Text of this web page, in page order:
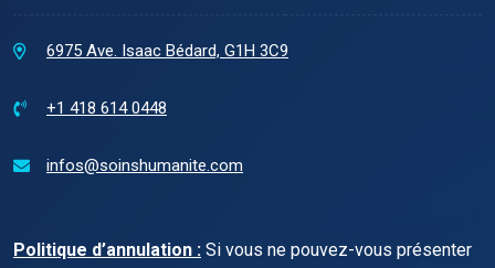
6975 Ave. Isaac Bédard, G1H 3C9
+1 418 614 0448
infos@soinshumanite.com
Politique d’annulation : Si vous ne pouvez-vous présenter